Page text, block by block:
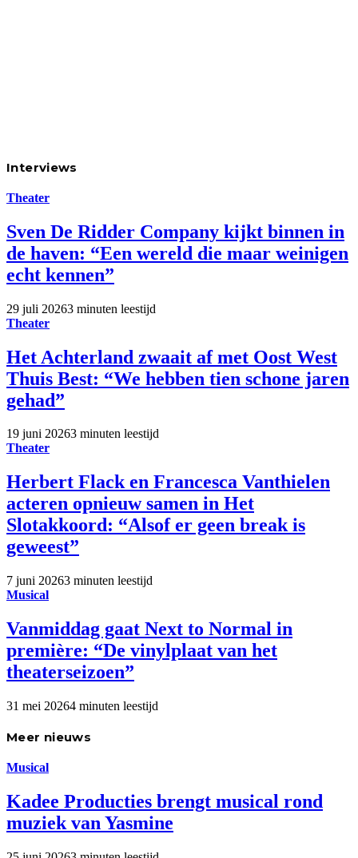
Interviews
Theater
Sven De Ridder Company kijkt binnen in
de haven: “Een wereld die maar weinigen
echt kennen”
29 juli 20263 minuten leestijd
Theater
Het Achterland zwaait af met Oost West
Thuis Best: “We hebben tien schone jaren
gehad”
19 juni 20263 minuten leestijd
Theater
Herbert Flack en Francesca Vanthielen
acteren opnieuw samen in Het
Slotakkoord: “Alsof er geen break is
geweest”
7 juni 20263 minuten leestijd
Musical
Vanmiddag gaat Next to Normal in
première: “De vinylplaat van het
theaterseizoen”
31 mei 20264 minuten leestijd
Meer nieuws
Musical
Kadee Producties brengt musical rond
muziek van Yasmine